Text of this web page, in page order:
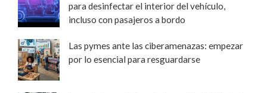
para desinfectar el interior del vehículo,
incluso con pasajeros a bordo
Las pymes ante las ciberamenazas: empezar
por lo esencial para resguardarse